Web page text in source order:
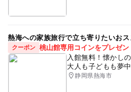
熱海への家族旅行で立ち寄りたいおス
クーポン 桃山館専用コインをプレゼン
入館無料！懐かし
大人も子どもも夢中
静岡県熱海市